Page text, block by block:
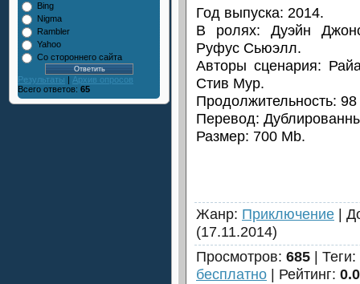
Bing
Nigma
Rambler
Yahoo
Со стороннего сайта
Результаты | Архив опросов
Всего ответов: 65
Год выпуска: 2014.
В ролях: Дуэйн
Руфус Сьюэлл.
Авторы сценария:
Стив Мур.
Продолжительность: 98
Перевод:
Размер: 700 Mb.
Жанр: Приключение |
(17.11.2014)
Просмотров: 685 | Теги:
бесплатно | Рейтинг: 0.0